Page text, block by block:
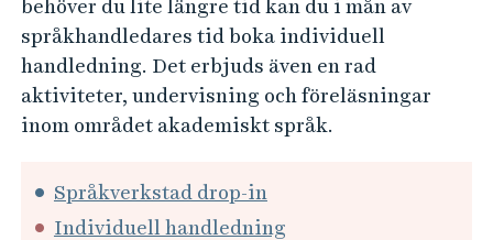
behöver du lite längre tid kan du i mån av
språkhandledares tid boka individuell
handledning. Det erbjuds även en rad
aktiviteter, undervisning och föreläsningar
inom området akademiskt språk.
Språkverkstad drop-in
Individuell handledning